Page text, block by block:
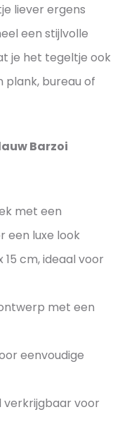
liever ergens
een stijlvolle
je het tegeltje ook
plank, bureau of
Barzoi
met een
een luxe look
cm, ideaal voor
met een
eenvoudige
voor